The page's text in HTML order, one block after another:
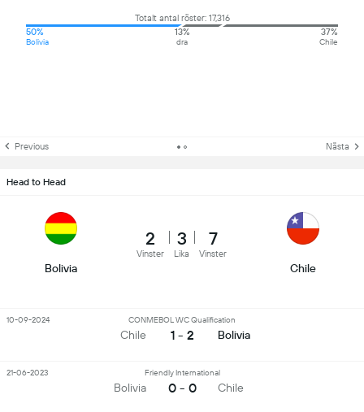
Totalt antal röster: 17,316
50%
Bolivia
13%
dra
37%
Chile
Previous Nästa
Head to Head
Bolivia
2
Vinster
3
Lika
7
Vinster
Chile
Chile
CONMEBOL WC Qualification
1 - 2 Bolivia
10-09-2024
Bolivia
Friendly International
0 - 0 Chile
21-06-2023